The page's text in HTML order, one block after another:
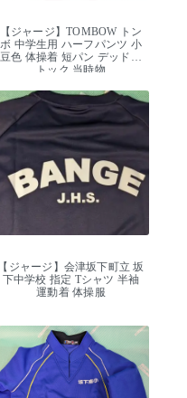
【ジャージ】TOMBOW トン
ボ 中学生用 ハーフパンツ 小
豆色 体操着 短パン デッドス
トック 当時物
【ジャージ】会津坂下町立 坂
下中学校 指定 Tシャツ 半袖
運動着 体操服